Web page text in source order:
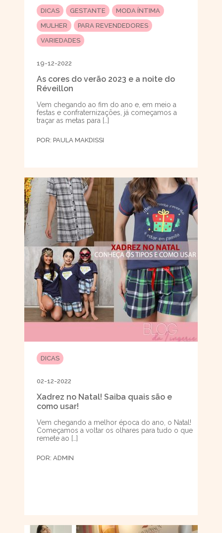
DICAS GESTANTE
MODA ÍNTIMA
MULHER
PARA REVENDEDORES
VARIEDADES
19-12-2022
As cores do verão 2023 e a noite do
Réveillon
Vem chegando ao fim do ano e, em meio a
festas e confraternizações, já começamos a
traçar as metas para […]
POR: PAULA MAKDISSI
DICAS
02-12-2022
Xadrez no Natal! Saiba quais são e
como usar!
Vem chegando a melhor época do ano, o Natal!
Começamos a voltar os olhares para tudo o que
remete ao […]
POR: ADMIN